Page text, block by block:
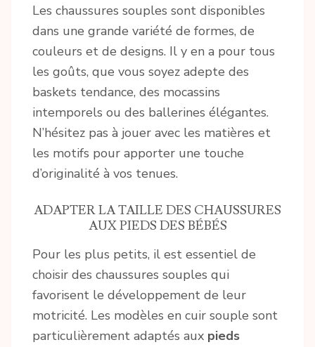
Les chaussures souples sont disponibles
dans une grande variété de formes, de
couleurs et de designs. Il y en a pour tous
les goûts, que vous soyez adepte des
baskets tendance, des mocassins
intemporels ou des ballerines élégantes.
N’hésitez pas à jouer avec les matières et
les motifs pour apporter une touche
d’originalité à vos tenues.
ADAPTER LA TAILLE DES CHAUSSURES
AUX PIEDS DES BÉBÉS
Pour les plus petits, il est essentiel de
choisir des chaussures souples qui
favorisent le développement de leur
motricité. Les modèles en cuir souple sont
particulièrement adaptés aux pieds